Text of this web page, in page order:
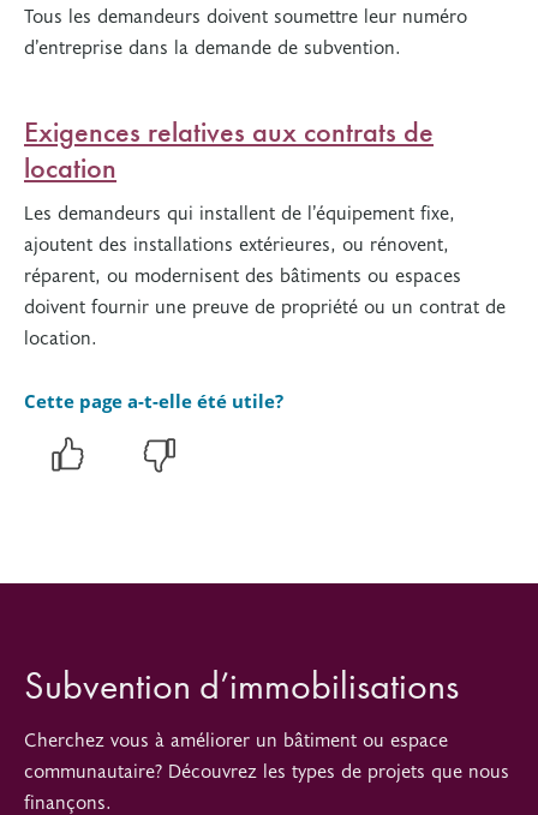
Tous les demandeurs doivent soumettre leur numéro
d’entreprise dans la demande de subvention.
Exigences relatives aux contrats de
location
Les demandeurs qui installent de l’équipement fixe,
ajoutent des installations extérieures, ou rénovent,
réparent, ou modernisent des bâtiments ou espaces
doivent fournir une preuve de propriété ou un contrat de
location.
Cette page a-t-elle été utile?
Subvention d’immobilisations
Cherchez vous à améliorer un bâtiment ou espace
communautaire? Découvrez les types de projets que nous
finançons.